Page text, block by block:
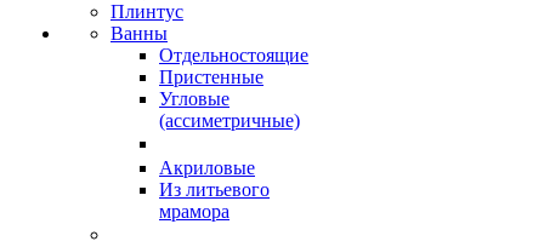
Плинтус
Ванны
Отдельностоящие
Пристенные
Угловые
(ассиметричные)
Акриловые
Из литьевого
мрамора